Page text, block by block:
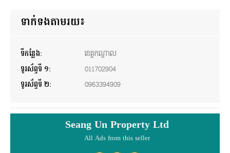
ទាក់ទងតាមរយ៖
ទីកន្លែង:
ខេត្តកណ្តាល
ទូរស័ព្ទទី ១:
011702904
ទូរស័ព្ទទី ២:
0963394909
Seang Un Property Ltd
All Ads from this seller